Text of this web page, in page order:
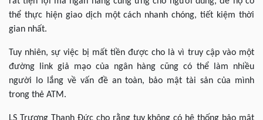
thể thực hiện giao dịch một cách nhanh chóng, tiết kiệm thời
gian nhất.
Tuy nhiên, sự việc bị mất tiền được cho là vì truy cập vào một
đường link giả mạo của ngân hàng cũng có thể làm nhiều
người lo lắng về vấn đề an toàn, bảo mật tài sản của mình
trong thẻ ATM.